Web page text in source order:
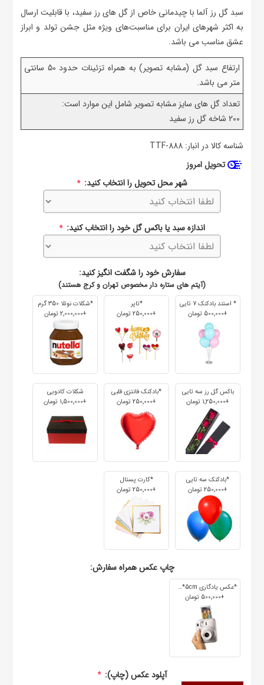
سبد گل رز آلما با چیدمانی خاص از گل های رز سفید، با قابلیت ارسال
به اکثر شهرهای ایران برای مناسبت‌های ویژه مثل جشن تولد و ابراز
عشق مناسب می باشد.
ارتفاع سبد گل (مشابه تصویر) به همراه تزئینات حدود 50 سانتی
متر می باشد.
تعداد گل های سایز مشابه تصویر شامل این موارد است:
200 شاخه گل رز سفید
شناسه کالا در انبار: TTF-888
تحویل امروز
شهر محل تحویل را انتخاب کنید: *
اندازه سبد یا باکس گل خود را انتخاب کنید: *
سفارش خود را شگفت انگیز کنید:
(آیتم های ستاره دار مخصوص تهران و کرج هستند)
* استند بادکنک 7 تایی
+500٬000 تومان
*تاپر
+250٬000 تومان
*شکلات نوتلا 350 گرم
+2٬000٬000 تومان
باکس گل رز سه تایی
+1٬250٬000 تومان
*بادکنک فانتزی قلبی
+250٬000 تومان
شکلات کادویی
+1٬500٬000 تومان
*بادکنک سه تایی
+250٬000 تومان
*کارت پستال
+250٬000 تومان
چاپ عکس همراه سفارش:
*عکس یادگاری 7cm*5cm
+500٬000 تومان
آپلود عکس (چاپ): *